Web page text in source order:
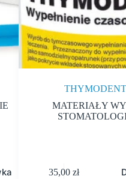
MATERIAŁY
35,00 zł